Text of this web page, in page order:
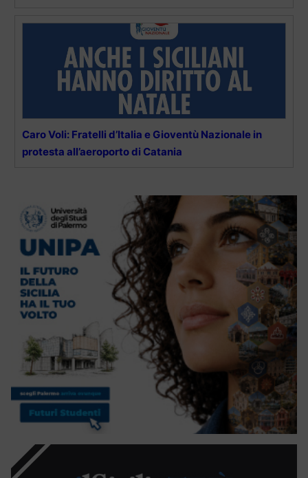
Caro Voli: Fratelli d’Italia e Gioventù Nazionale in
protesta all’aeroporto di Catania